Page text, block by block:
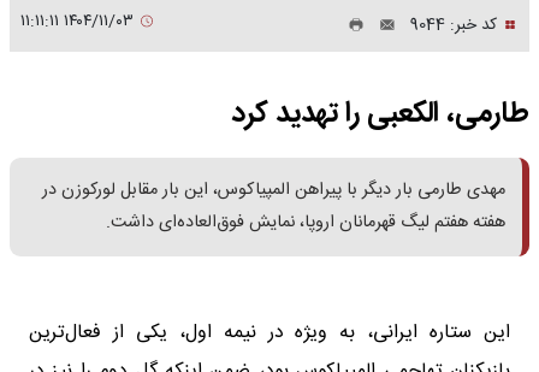
کد خبر: 9044
طارمی، الکعبی را تهدید کرد
مهدی طارمی بار دیگر با پیراهن المپیاکوس، این بار مقابل لورکوزن در
هفته هفتم لیگ قهرمانان اروپا، نمایش فوق‌العاده‌ای داشت.
این ستاره ایرانی، به ویژه در نیمه اول، یکی از فعال‌ترین